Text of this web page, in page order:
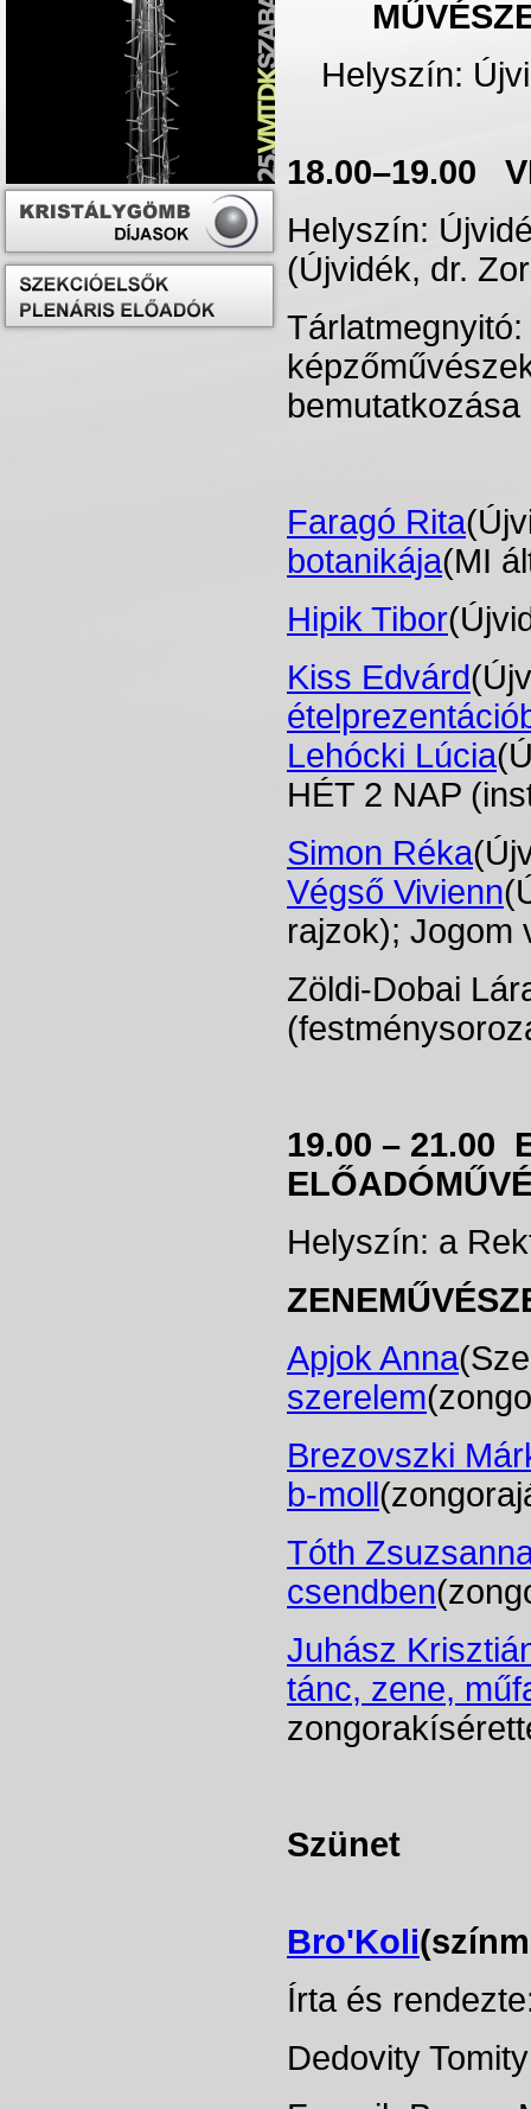
Helyszín:
18.00–19.00
Helyszín:
(Újvidék, dr.
Tárlatmegnyitó:
bemutatkozása
Faragó Rita
botanikája(MI
Hipik Tibor
Kiss Edvárd
Lehócki Lúcia
HÉT 2 NAP
Simon Réka
Végső Vivienn
rajzok); Jogom
Zöldi-Dobai
19.00 – 21.00
Helyszín: a
Apjok Anna
szerelem
Brezovszki
b-moll
Tóth
csendben
Juhász
tánc, zene,
Szünet
Bro'Koli
Írta és
Dedovity